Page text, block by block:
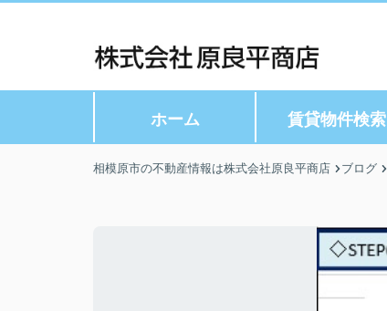
ホーム 賃貸物件検索
相模原市の不動産情報は株式会社原良平商店 ブログ